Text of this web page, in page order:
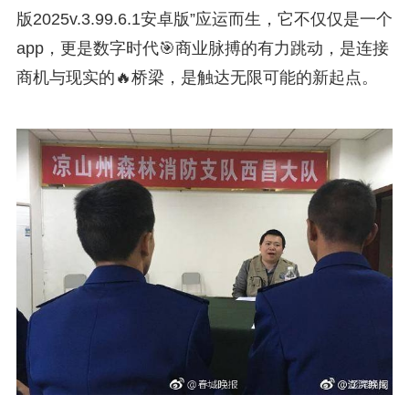
版2025v.3.99.6.1安卓版”应运而生，它不仅仅是一个
app，更是数字时代🎯商业脉搏的有力跳动，是连接
商机与现实的🔥桥梁，是触达无限可能的新起点。